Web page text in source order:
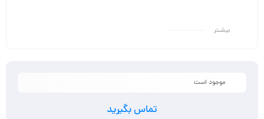
بیشـتر
موجود است
تماس بگیرید